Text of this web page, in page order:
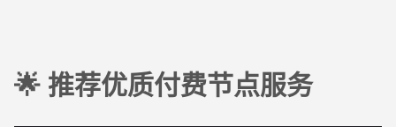
🌟 推荐优质付费节点服务